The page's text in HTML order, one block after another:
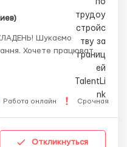
Шукаємо
Хочете працювати з
нашими клієнтами. Що
Работа онлайн Срочная
Откликнуться